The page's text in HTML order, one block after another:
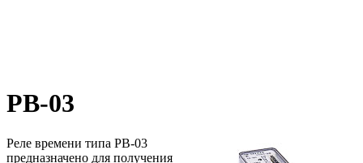
РВ-03
Реле времени типа РВ-03
предназначено для получения